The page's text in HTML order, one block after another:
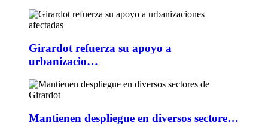
Girardot refuerza su apoyo a
urbanizacio…
Mantienen despliegue en diversos sectore…